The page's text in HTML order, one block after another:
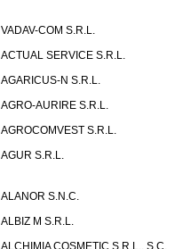
VADAV-COM S.R.L.
ACTUAL SERVICE S.R.L.
AGARICUS-N S.R.L.
AGRO-AURIRE S.R.L.
AGROCOMVEST S.R.L.
AGUR S.R.L.
ALANOR S.N.C.
ALBIZ M S.R.L.
ALCHIMIA COSMETIC S.R.L., S.C.